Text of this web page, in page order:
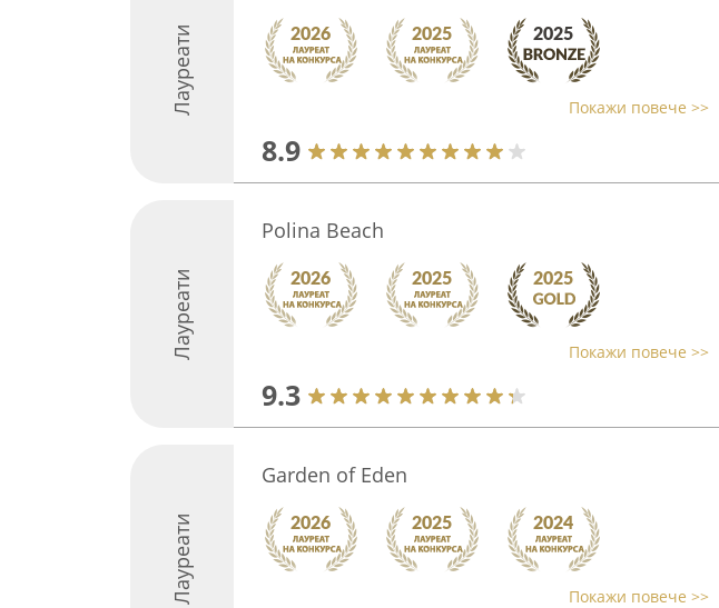
Лауреати Покажи повече >>
8.9
Лауреати
Polina Beach
Покажи повече >>
9.3
Лауреати
Garden of Eden
Покажи повече >>